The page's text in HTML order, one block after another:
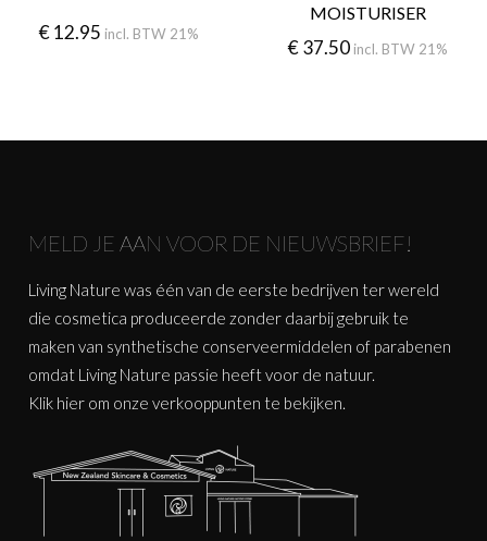
€12.95 incl. BTW 21%
MOISTURISER
€37.50 incl. BTW 21%
MELD JE AAN VOOR DE NIEUWSBRIEF!
Living Nature was één van de eerste bedrijven ter wereld
die cosmetica produceerde zonder daarbij gebruik te
maken van synthetische conserveermiddelen of parabenen
omdat Living Nature passie heeft voor de natuur.
Klik hier om onze verkooppunten te bekijken.